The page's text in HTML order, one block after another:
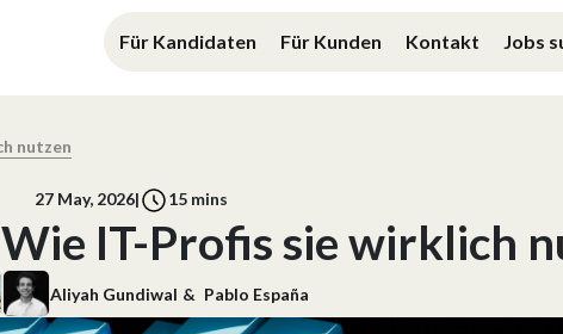
Für Kandidaten Für Kunden Kontakt Jobs
nutzen
27 May, 2026| 15 mins
IT-Profis sie wirklich
Aliyah Gundiwal & Pablo España